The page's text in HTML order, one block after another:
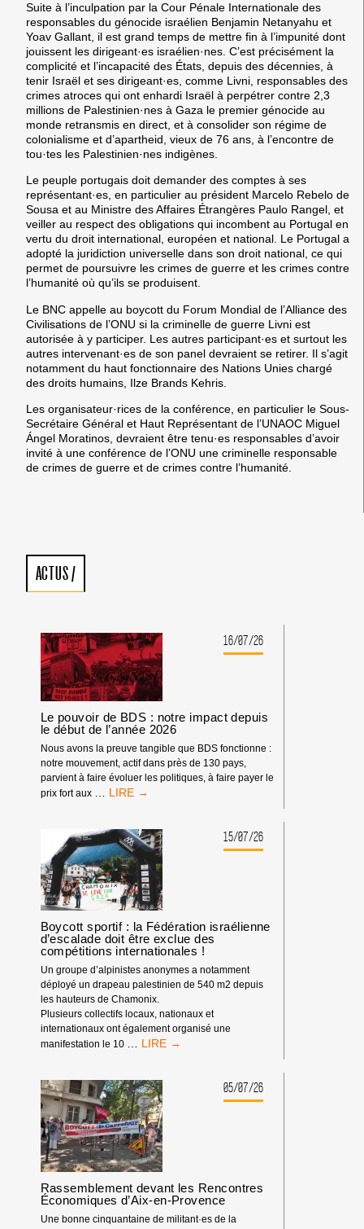
Suite à l’inculpation par la Cour Pénale Internationale des
responsables du génocide israélien Benjamin Netanyahu et
Yoav Gallant, il est grand temps de mettre fin à l’impunité dont
jouissent les dirigeant·es israélien·nes. C’est précisément la
complicité et l’incapacité des États, depuis des décennies, à
tenir Israël et ses dirigeant·es, comme Livni, responsables des
crimes atroces qui ont enhardi Israël à perpétrer contre 2,3
millions de Palestinien·nes à Gaza le premier génocide au
monde retransmis en direct, et à consolider son régime de
colonialisme et d’apartheid, vieux de 76 ans, à l’encontre de
tou·tes les Palestinien·nes indigènes.
Le peuple portugais doit demander des comptes à ses
représentant·es, en particulier au président Marcelo Rebelo de
Sousa et au Ministre des Affaires Étrangères Paulo Rangel, et
veiller au respect des obligations qui incombent au Portugal en
vertu du droit international, européen et national. Le Portugal a
adopté la juridiction universelle dans son droit national, ce qui
permet de poursuivre les crimes de guerre et les crimes contre
l’humanité où qu’ils se produisent.
Le BNC appelle au boycott du Forum Mondial de l’Alliance des
Civilisations de l’ONU si la criminelle de guerre Livni est
autorisée à y participer. Les autres participant·es et surtout les
autres intervenant·es de son panel devraient se retirer. Il s’agit
notamment du haut fonctionnaire des Nations Unies chargé
des droits humains, Ilze Brands Kehris.
Les organisateur·rices de la conférence, en particulier le Sous-
Secrétaire Général et Haut Représentant de l’UNAOC Miguel
Ángel Moratinos, devraient être tenu·es responsables d’avoir
invité à une conférence de l’ONU une criminelle responsable
de crimes de guerre et de crimes contre l’humanité.
ACTUS/
16/07/26
Le pouvoir de BDS : notre impact depuis
le début de l’année 2026
Nous avons la preuve tangible que BDS fonctionne :
notre mouvement, actif dans près de 130 pays,
parvient à faire évoluer les politiques, à faire payer le
prix fort aux
LE
BDS
:
NOTRE
IMPACT
DEPUIS
LE
DÉBUT
DE
L’ANNÉE
2026
15/07/26
Boycott sportif : la Fédération israélienne
d’escalade doit être exclue des
compétitions internationales !
Un groupe d’alpinistes anonymes a notamment
déployé un drapeau palestinien de 540 m2 depuis
les hauteurs de Chamonix.
Plusieurs collectifs locaux, nationaux et
internationaux ont également organisé une
manifestation le 10 … BOYCOTT
LA
FÉDÉRATION
ISRAÉLIENNE
D’ESCALADE
DOIT
ÊTRE
EXCLUE
DES
COMPÉTITIONS
INTERNATIONALES
05/07/26
Rassemblement devant les Rencontres
Économiques d’Aix-en-Provence
Une bonne cinquantaine de militant·es de la